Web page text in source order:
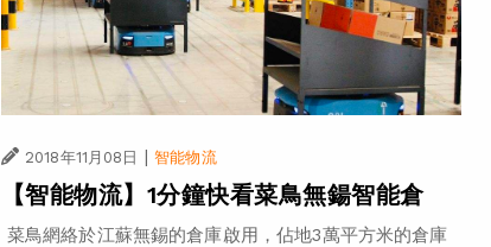
2018年11月08日 | 智能物流
【智能物流】1分鐘快看菜鳥無鍚智能倉
菜鳥網絡於江蘇無錫的倉庫啟用，佔地3萬平方米的倉庫